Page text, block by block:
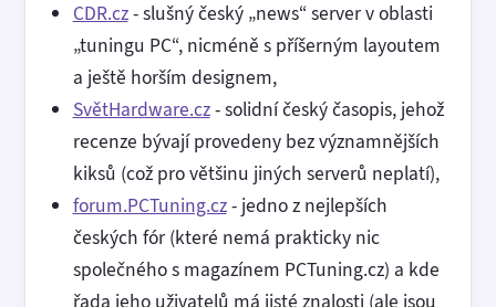
CDR.cz- slušný český „news“ server v oblasti
„tuningu PC“, nicméně s příšerným layoutem
a ještě horším designem,
SvětHardware.cz- solidní český časopis, jehož
recenze bývají provedeny bez významnějších
kiksů (což pro většinu jiných serverů neplatí),
forum.PCTuning.cz- jedno z nejlepších
českých fór (které nemá prakticky nic
společného s magazínem PCTuning.cz) a kde
řada jeho uživatelů má jisté znalosti (ale jsou